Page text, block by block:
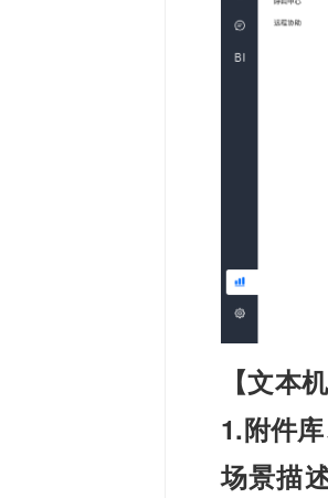
【文本
1.附件
场景描